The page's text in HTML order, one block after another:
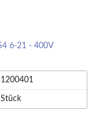
1200401
Stück